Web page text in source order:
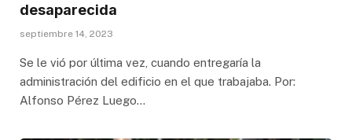
desaparecida
septiembre 14, 2023
Se le vió por última vez, cuando entregaría la
administración del edificio en el que trabajaba. Por:
Alfonso Pérez Luego…